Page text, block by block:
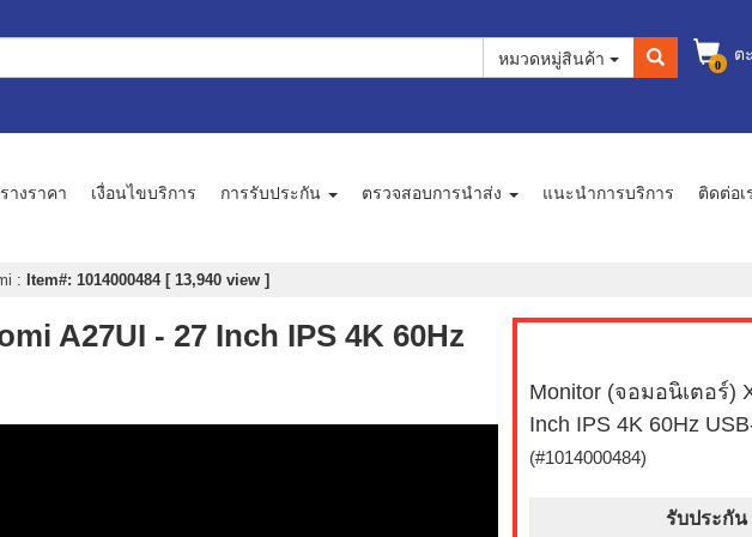
0 ต
หมวดหมู่สินค้า
างราคา เงื่อนไขบริการ การรับประกัน ตรวจสอบการนำส่ง แนะนำการบริการ ติดต่อเ
: Item#: 1014000484 [ 13,940 view ]
A27UI - 27 Inch IPS 4K 60Hz
Monitor (จอมอนิเตอร์)
Inch IPS 4K 60Hz
(#1014000484)
รับประกัน